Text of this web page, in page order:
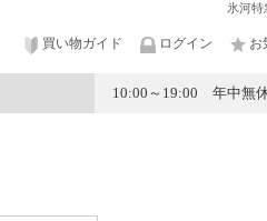
氷河特
買い物ガイド ログイン お
10:00～19:00 年中無